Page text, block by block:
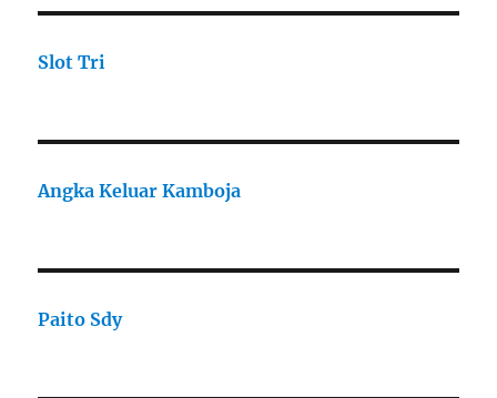
Slot Tri
Angka Keluar Kamboja
Paito Sdy